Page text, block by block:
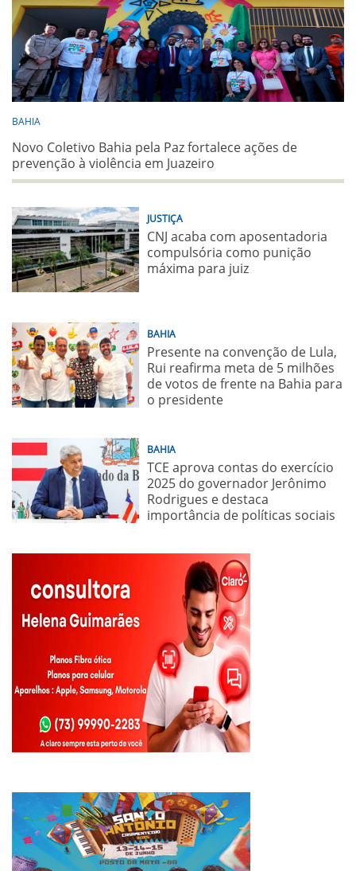
BAHIA
Novo Coletivo Bahia pela Paz fortalece ações de
prevenção à violência em Juazeiro
JUSTIÇA
CNJ acaba com aposentadoria
compulsória como punição
máxima para juiz
BAHIA
Presente na convenção de Lula,
Rui reafirma meta de 5 milhões
de votos de frente na Bahia para
o presidente
BAHIA
TCE aprova contas do exercício
2025 do governador Jerônimo
Rodrigues e destaca
importância de políticas sociais